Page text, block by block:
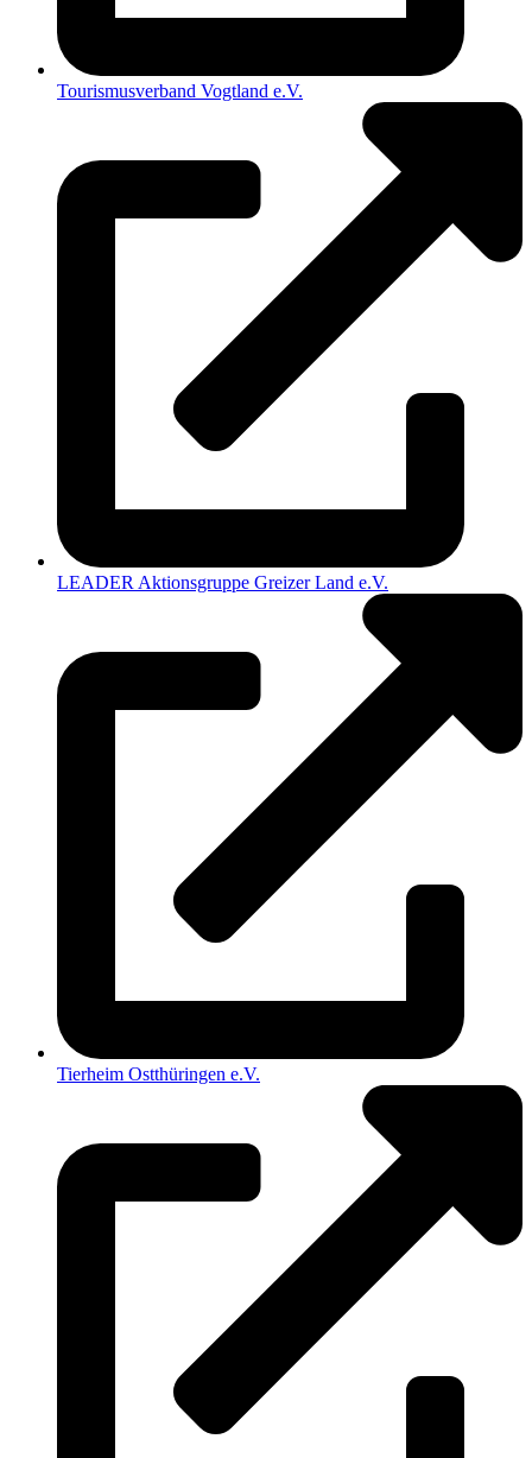
Tourismusverband Vogtland e.V.
LEADER Aktionsgruppe Greizer Land e.V.
Tierheim Ostthüringen e.V.